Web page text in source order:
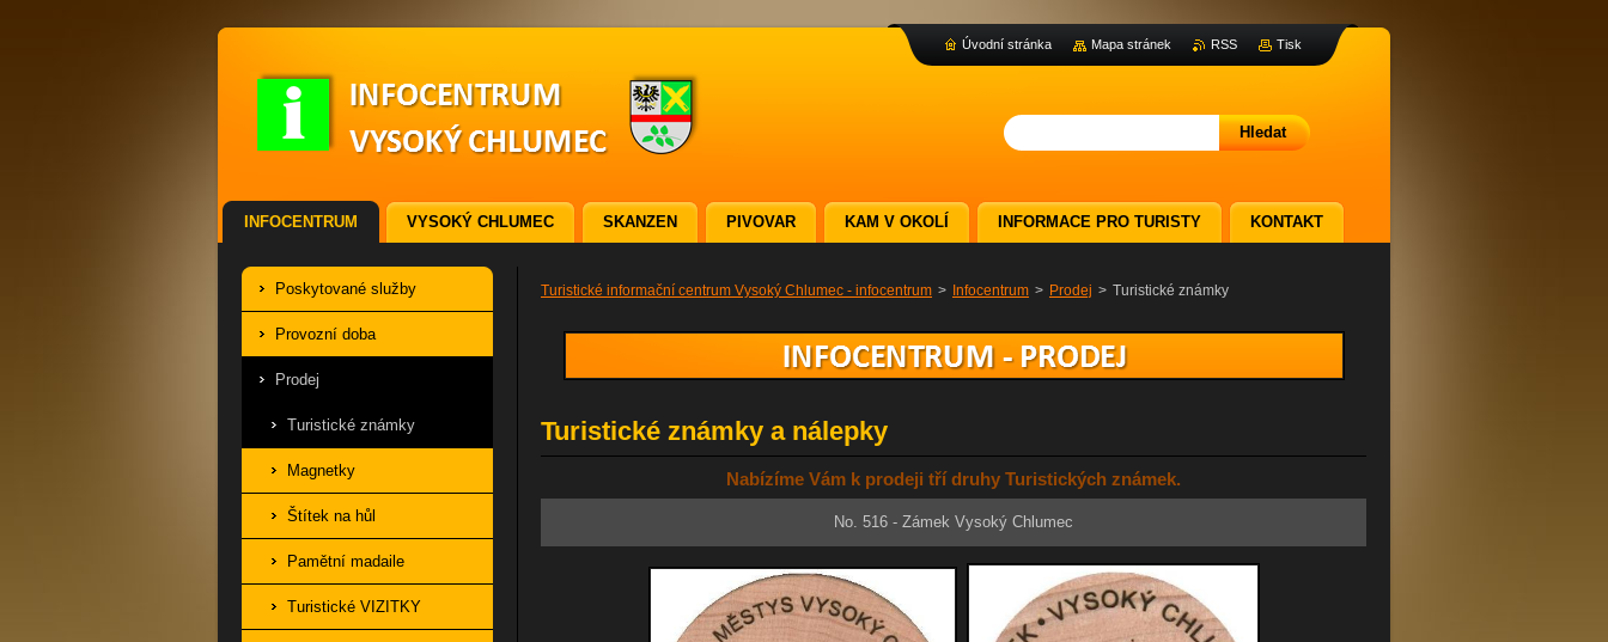
Turistické informační centrum Vysoký Chlumec - infocentrum > Infocentrum > Prodej > Turistické známky
Turistické známky a nálepky
Nabízíme Vám k prodeji tří druhy Turistických známek.
No. 516 - Zámek Vysoký Chlumec
Poskytované služby
Provozní doba
Prodej
Turistické známky
Magnetky
Štítek na hůl
Pamětní madaile
Turistické VIZITKY
INFOCENTRUM VYSOKÝ CHLUMEC SKANZEN PIVOVAR KAM V OKOLÍ INFORMACE PRO TURISTY KONTAKT
ODKAZY VSTUPENKY
Úvodní stránka Mapa stránek RSS Tisk